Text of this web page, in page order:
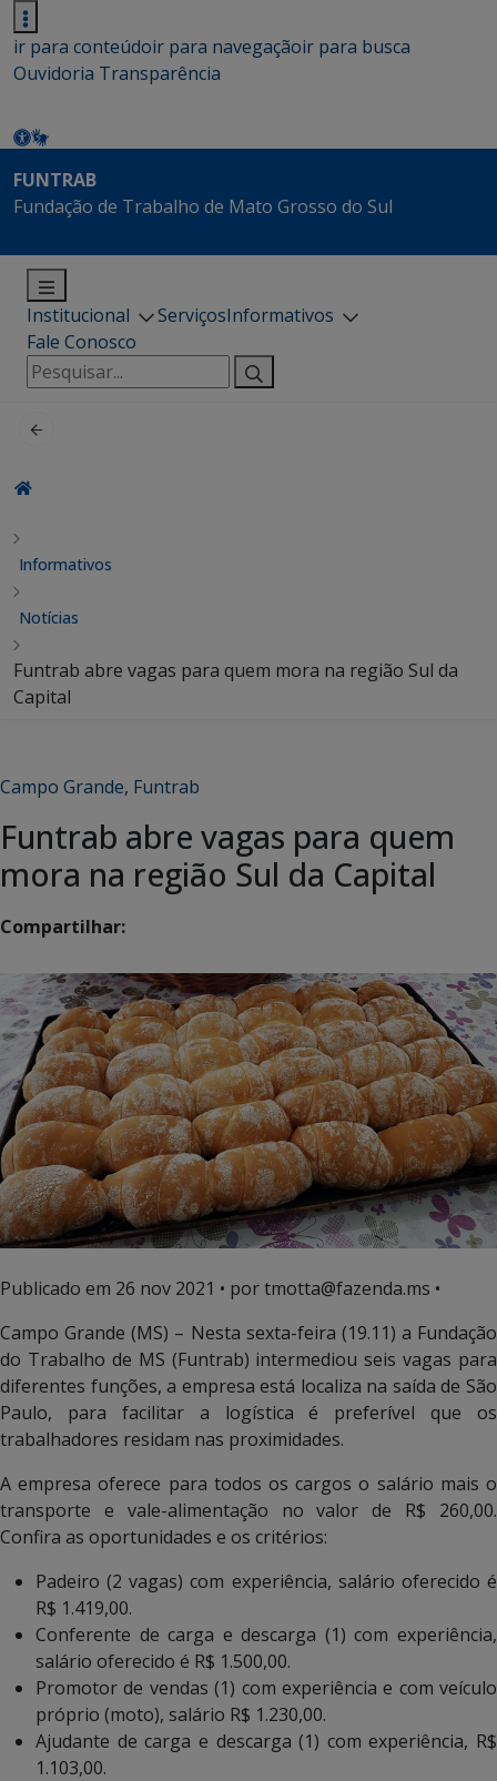
ir para conteúdoir para navegaçãoir para busca
Ouvidoria Transparência
FUNTRAB
Fundação de Trabalho de Mato Grosso do Sul
Institucional ServiçosInformativos
Fale Conosco
Pesquisar
por:
Informativos
Notícias
Funtrab abre vagas para quem mora na região Sul da
Capital
Campo Grande, Funtrab
Funtrab abre vagas para quem
mora na região Sul da Capital
Compartilhar:
Publicado em 26 nov 2021 • por tmotta@fazenda.ms •
Campo Grande (MS) – Nesta sexta-feira (19.11) a Fundação
do Trabalho de MS (Funtrab) intermediou seis vagas para
diferentes funções, a empresa está localiza na saída de São
Paulo, para facilitar a logística é preferível que os
trabalhadores residam nas proximidades.
A empresa oferece para todos os cargos o salário mais o
transporte e vale-alimentação no valor de R$ 260,00.
Confira as oportunidades e os critérios:
Padeiro (2 vagas) com experiência, salário oferecido é
R$ 1.419,00.
Conferente de carga e descarga (1) com experiência,
salário oferecido é R$ 1.500,00.
Promotor de vendas (1) com experiência e com veículo
próprio (moto), salário R$ 1.230,00.
Ajudante de carga e descarga (1) com experiência, R$
1.103,00.